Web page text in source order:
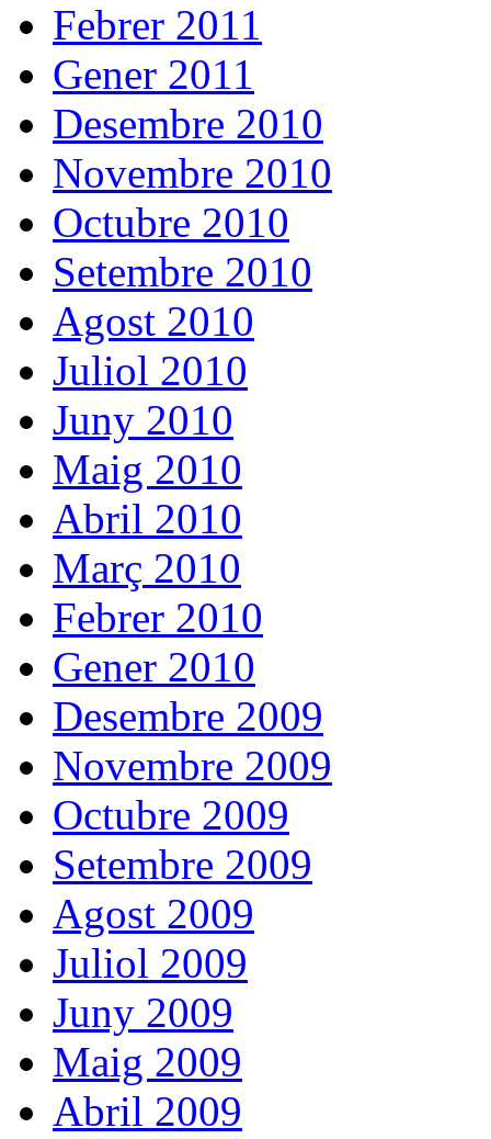
Febrer 2011
Gener 2011
Desembre 2010
Novembre 2010
Octubre 2010
Setembre 2010
Agost 2010
Juliol 2010
Juny 2010
Maig 2010
Abril 2010
Març 2010
Febrer 2010
Gener 2010
Desembre 2009
Novembre 2009
Octubre 2009
Setembre 2009
Agost 2009
Juliol 2009
Juny 2009
Maig 2009
Abril 2009